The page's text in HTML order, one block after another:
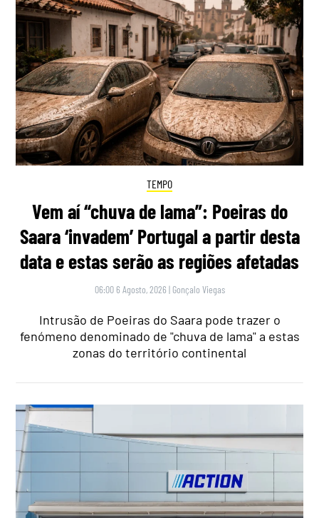
TEMPO
Vem aí “chuva de lama”: Poeiras do
Saara ‘invadem’ Portugal a partir desta
data e estas serão as regiões afetadas
06:00 6 Agosto, 2026 | Gonçalo Viegas
Intrusão de Poeiras do Saara pode trazer o
fenómeno denominado de "chuva de lama" a estas
zonas do território continental